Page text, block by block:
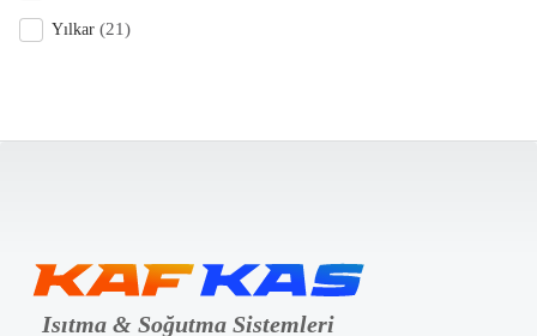
Yılkar (21)